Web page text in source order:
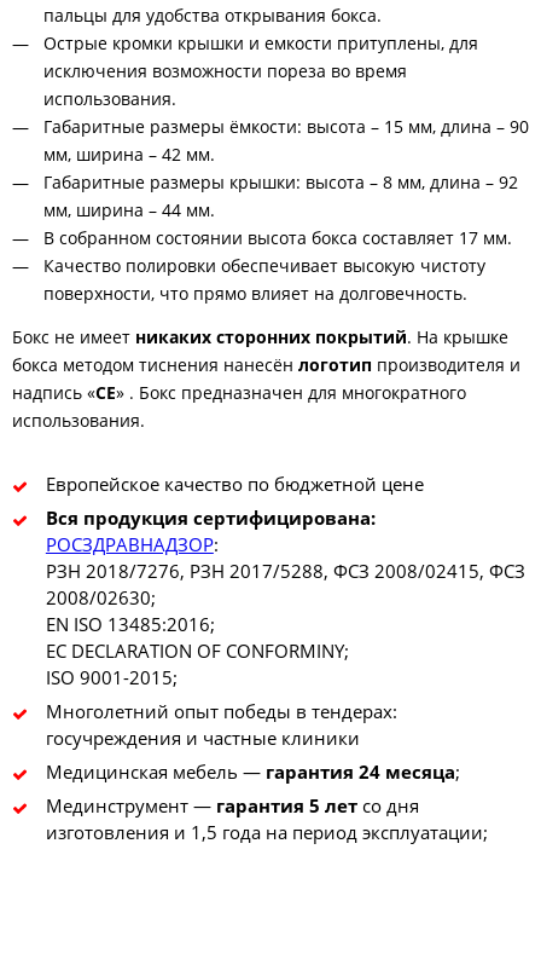
пальцы для удобства открывания бокса.
Острые кромки крышки и емкости притуплены, для
исключения возможности пореза во время
использования.
Габаритные размеры ёмкости: высота – 15 мм, длина – 90
мм, ширина – 42 мм.
Габаритные размеры крышки: высота – 8 мм, длина – 92
мм, ширина – 44 мм.
В собранном состоянии высота бокса составляет 17 мм.
Качество полировки обеспечивает высокую чистоту
поверхности, что прямо влияет на долговечность.
Бокс не имеет никаких сторонних покрытий. На крышке
бокса методом тиснения нанесён логотип производителя и
надпись «CE» . Бокс предназначен для многократного
использования.
Европейское качество по бюджетной цене
Вся продукция сертифицирована:
РОСЗДРАВНАДЗОР:
РЗН 2018/7276, РЗН 2017/5288, ФСЗ 2008/02415, ФСЗ
2008/02630;
EN ISO 13485:2016;
EC DECLARATION OF CONFORMINY;
ISO 9001-2015;
Многолетний опыт победы в тендерах:
госучреждения и частные клиники
Медицинская мебель — гарантия 24 месяца;
Мединструмент — гарантия 5 летсо дня
изготовления и 1,5 года на период эксплуатации;